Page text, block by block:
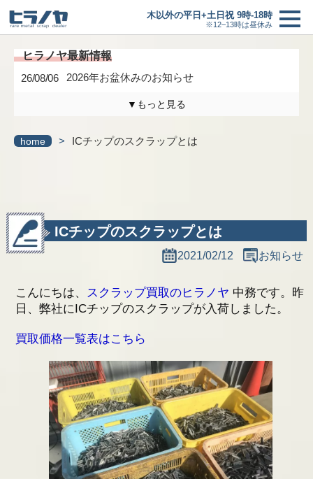
木以外の平日+土日祝 9時-18時
※12–13時は昼休み
買取価格 ＋
新着情報
ヒラノヤブログ
会社概要
アクセス
採用情報
お問い合わせ
26/08/06 2026年お盆休みのお知らせ
▼もっと見る
home > ICチップのスクラップとは
ICチップのスクラップとは
2021/02/12 お知らせ
こんにちは、 スクラップ買取のヒラノヤ 中務です。昨
日、弊社にICチップのスクラップが入荷しました。
買取価格一覧表はこちら